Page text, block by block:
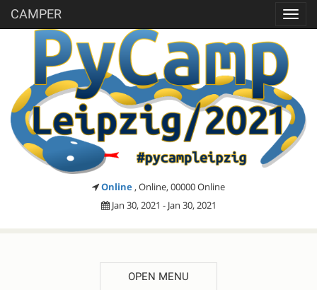
CAMPER
Online , Online, 00000 Online
Jan 30, 2021 - Jan 30, 2021
OPEN MENU